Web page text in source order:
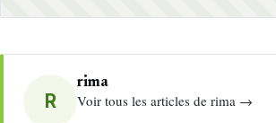
R
rima
Voir tous les articles de rima →